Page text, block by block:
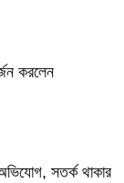
করলেন
সতর্ক থাকার